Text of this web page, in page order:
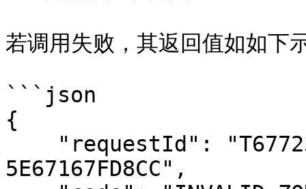
若调用失败，其返回值如如下
```json
{
5E67167FD8CC",